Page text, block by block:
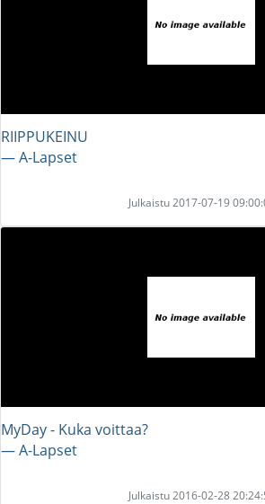
RIIPPUKEINU
― A-Lapset
Julkaistu 2017-07-19
MyDay - Kuka voittaa?
― A-Lapset
Julkaistu 2016-02-28